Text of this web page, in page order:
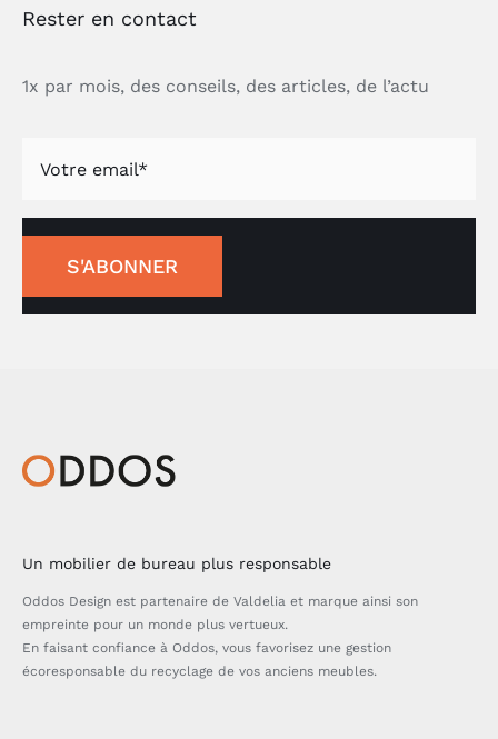
Rester en contact
1x par mois, des conseils, des articles, de l’actu
S'ABONNER
Un mobilier de bureau plus responsable
Oddos Design est partenaire de Valdelia et marque ainsi son
empreinte pour un monde plus vertueux.
En faisant confiance à Oddos, vous favorisez une gestion
écoresponsable du recyclage de vos anciens meubles.